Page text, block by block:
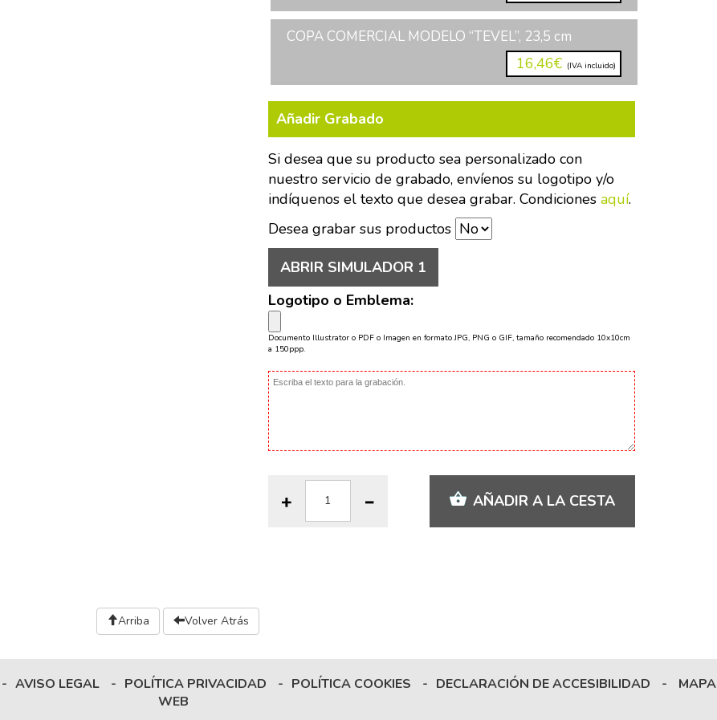
COPA COMERCIAL MODELO “TEVEL”, 23,5 cm
16,46€ (IVA incluido)
Añadir Grabado
Si desea que su producto sea personalizado con
nuestro servicio de grabado, envíenos su logotipo y/o
indíquenos el texto que desea grabar. Condiciones aquí.
Desea grabar sus productos
ABRIR SIMULADOR 1
Logotipo o Emblema:
Documento Illustrator o PDF o Imagen en formato JPG, PNG o GIF, tamaño recomendado 10x10cm
a 150ppp.
AÑADIR A LA CESTA
Arriba
Volver Atrás
- AVISO LEGAL - POLÍTICA PRIVACIDAD - POLÍTICA COOKIES - DECLARACIÓN DE ACCESIBILIDAD -
MAPA
WEB